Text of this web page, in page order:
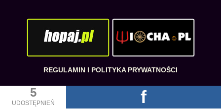
5
UDOSTĘPNIEŃ f
REGULAMIN I POLITYKA PRYWATNOŚCI